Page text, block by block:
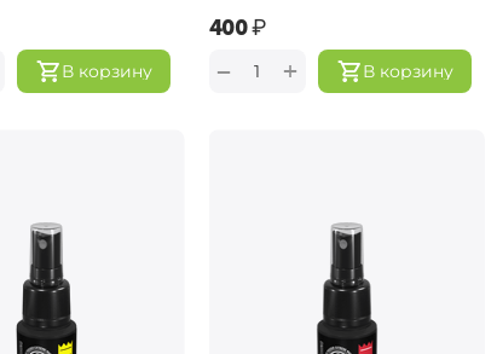
В корзину
‍400‍₽
В корзину
+
−